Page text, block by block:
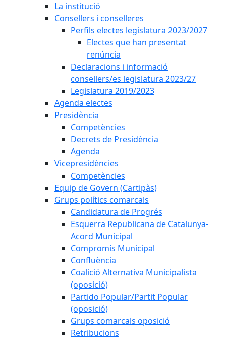
La institució
Consellers i conselleres
Perfils electes legislatura 2023/2027
Electes que han presentat
renúncia
Declaracions i informació
consellers/es legislatura 2023/27
Legislatura 2019/2023
Agenda electes
Presidència
Competències
Decrets de Presidència
Agenda
Vicepresidències
Competències
Equip de Govern (Cartipàs)
Grups polítics comarcals
Candidatura de Progrés
Esquerra Republicana de Catalunya-
Acord Municipal
Compromís Municipal
Confluència
Coalició Alternativa Municipalista
(oposició)
Partido Popular/Partit Popular
(oposició)
Grups comarcals oposició
Retribucions